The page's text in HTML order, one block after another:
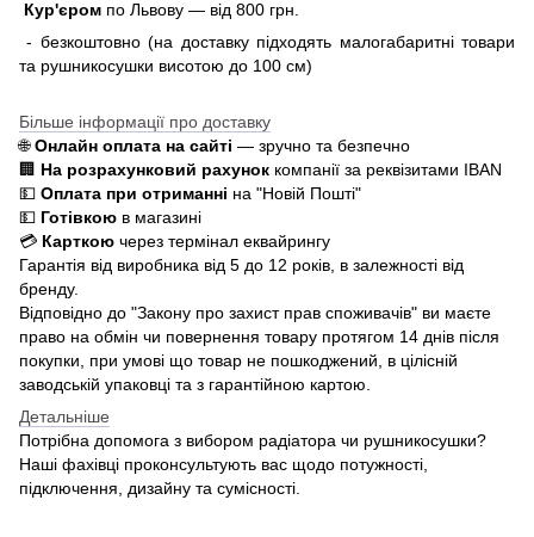
Кур'єром по Львову — від 800 грн.
- безкоштовно (на доставку підходять малогабаритні товари
та рушникосушки висотою до 100 см)
Більше інформації про доставку
🌐Онлайн оплата на сайті — зручно та безпечно
🏢 На розрахунковий рахунок компанії за реквізитами IBAN
💵 Оплата при отриманні на "Новій Пошті"
💵 Готівкою в магазині
💳 Карткою через термінал еквайрингу
Гарантія від виробника від 5 до 12 років, в залежності від
бренду.
Відповідно до "Закону про захист прав споживачів" ви маєте
право на обмін чи повернення товару протягом 14 днів після
покупки, при умові що товар не пошкоджений, в цілісній
заводській упаковці та з гарантійною картою.
Детальніше
Потрібна допомога з вибором радіатора чи рушникосушки?
Наші фахівці проконсультують вас щодо потужності,
підключення, дизайну та сумісності.